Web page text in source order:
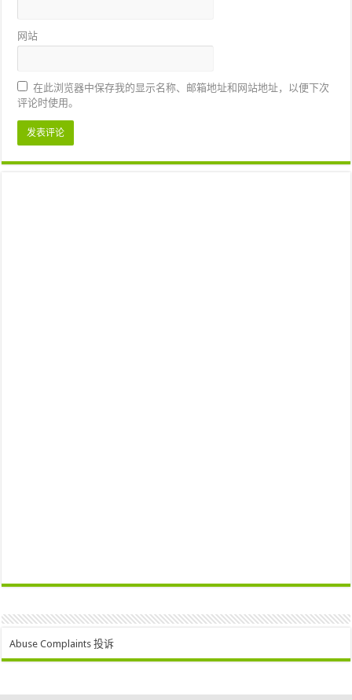
网站
在此浏览器中保存我的显示名称、邮箱地址和网站地址，以便下次
评论时使用。
Abuse Complaints 投诉